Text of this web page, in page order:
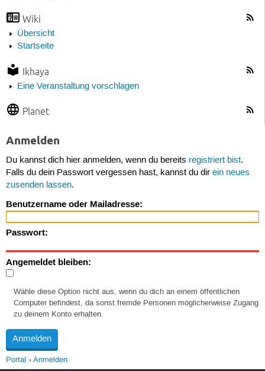
Wiki
Übersicht
Startseite
Ikhaya
Eine Veranstaltung vorschlagen
Planet
Anmelden
Du kannst dich hier anmelden, wenn du bereits registriert bist.
Falls du dein Passwort vergessen hast, kannst du dir ein neues
zusenden lassen.
Benutzername oder Mailadresse:
Passwort:
Angemeldet bleiben:
Wähle diese Option nicht aus, wenn du dich an einem öffentlichen
Computer befindest, da sonst fremde Personen möglicherweise Zugang
zu deinem Konto erhalten.
Portal Anmelden